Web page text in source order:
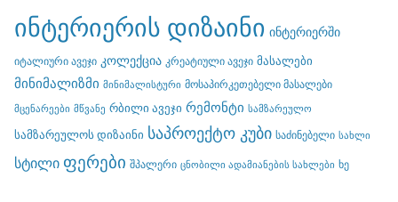
ინტერიერის დიზაინი ინტერიერში
იტალიური ავეჯი კოლექცია კრეატიული ავეჯი მასალები
მინიმალიზმი მინიმალისტური მოსაპირკეთებელი მასალები
მცენარეები მწვანე რბილი ავეჯი რემონტი სამზარეულო
სამზარეულოს დიზაინი საპროექტო კუბი საძინებელი სახლი
სტილი ფერები შპალერი ცნობილი ადამიანების სახლები ხე